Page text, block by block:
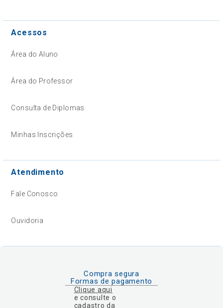
Acessos
Área do Aluno
Área do Professor
Consulta de Diplomas
Minhas Inscrições
Atendimento
Fale Conosco
Ouvidoria
Compra segura
Formas de pagamento
Clique aqui
e consulte o
cadastro da